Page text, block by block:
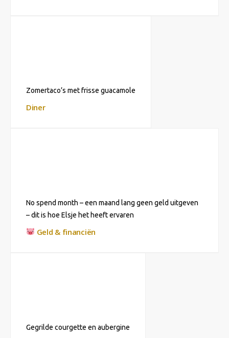
Zomertaco’s met frisse guacamole
Diner
No spend month – een maand lang geen geld uitgeven
– dit is hoe Elsje het heeft ervaren
Geld & financiën
Gegrilde courgette en aubergine